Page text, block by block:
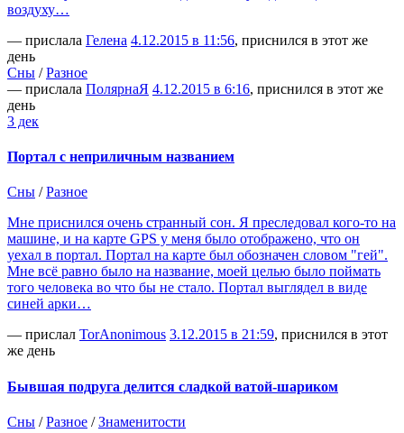
воздуху…
— прислала Гелена 4.12.2015 в 11:56, приснился в этот же
день
Сны /Разное
— прислала ПолярнаЯ 4.12.2015 в 6:16, приснился в этот же
день
3 дек
Портал с неприличным названием
Сны /Разное
Мне приснился очень странный сон. Я преследовал кого-то на
машине, и на карте GPS у меня было отображено, что он
уехал в портал. Портал на карте был обозначен словом "гей".
Мне всё равно было на название, моей целью было поймать
того человека во что бы не стало. Портал выглядел в виде
синей арки…
— прислал TorAnonimous 3.12.2015 в 21:59, приснился в этот
же день
Бывшая подруга делится сладкой ватой-шариком
Сны /Разное /Знаменитости